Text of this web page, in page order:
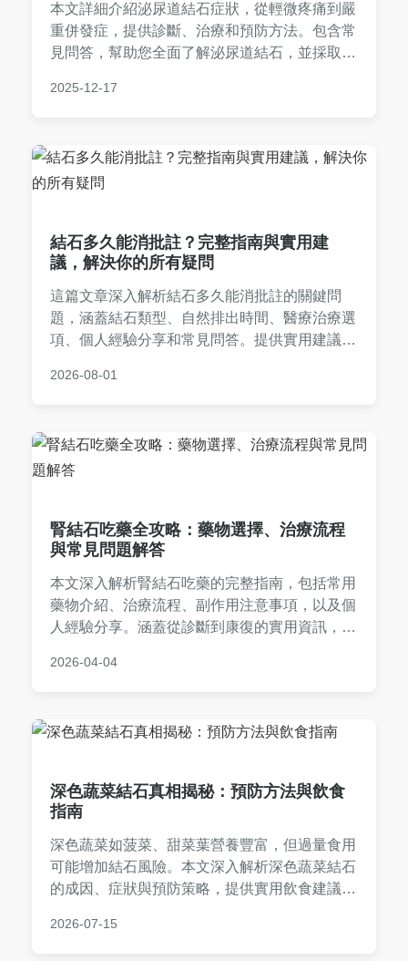
本文詳細介紹泌尿道結石症狀，從輕微疼痛到嚴
重併發症，提供診斷、治療和預防方法。包含常
見問答，幫助您全面了解泌尿道結石，並採取正
強，適合所有關注泌尿健康的人閱讀。
2025-12-17
結石多久能消批註？完整指南與實用建
議，解決你的所有疑問
這篇文章深入解析結石多久能消批註的關鍵問
題，涵蓋結石類型、自然排出時間、醫療治療選
項、個人經驗分享和常見問答。提供實用建議，
內容基於真實案例和醫學知識，確保實用性和可
2026-08-01
腎結石吃藥全攻略：藥物選擇、治療流程
與常見問題解答
本文深入解析腎結石吃藥的完整指南，包括常用
藥物介紹、治療流程、副作用注意事項，以及個
人經驗分享。涵蓋從診斷到康復的實用資訊，幫
決疑惑。適合正在尋找腎結石非手術治療選項的
2026-04-04
深色蔬菜結石真相揭秘：預防方法與飲食
指南
深色蔬菜如菠菜、甜菜葉營養豐富，但過量食用
可能增加結石風險。本文深入解析深色蔬菜結石
的成因、症狀與預防策略，提供實用飲食建議和
2026-07-15